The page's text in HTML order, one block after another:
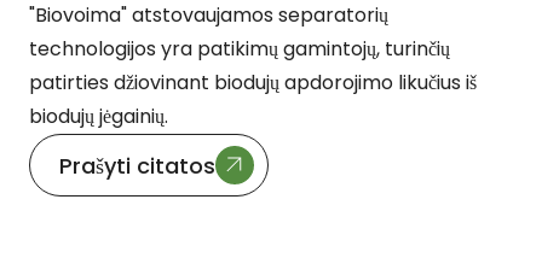
"Biovoima" atstovaujamos separatorių
technologijos yra patikimų gamintojų, turinčių
patirties džiovinant biodujų apdorojimo likučius iš
biodujų jėgainių.
Prašyti citatos